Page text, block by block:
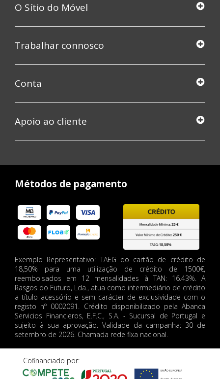
O Sítio do Móvel
Trabalhar connosco
Conta
Apoio ao cliente
Métodos de pagamento
Exemplo Representativo: TAEG do cartão de crédito de
18,50% para uma utilização de crédito de 1500€,
reembolsados em 12 mensalidades à TAN: 16.43%. A
Rasgos do Futuro, Lda., atua como intermediário de crédito
a título acessório e sem carácter de exclusividade com o
registo nº 0002091. Crédito disponibilizado pela Abanca
Servicios Financieros, E.F.C., S.A. - Sucursal de Portugal e
sujeito à sua aprovação. Validade da campanha: 30 de
setembro de 2026. Chamada rede fixa nacional.